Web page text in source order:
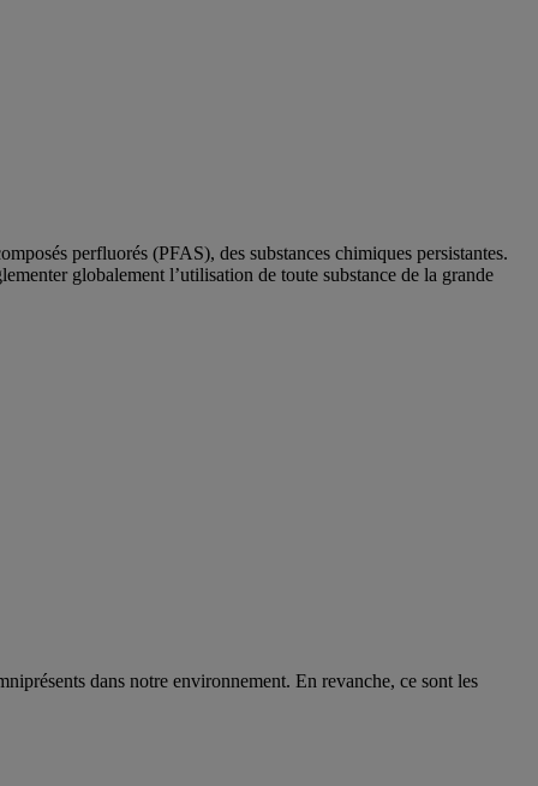
perfluorés (PFAS), des substances chimiques persistantes.
globalement l’utilisation de toute substance de la grande
dans notre environnement. En revanche, ce sont les